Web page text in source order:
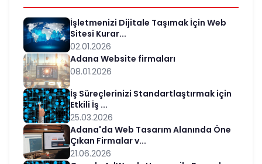
İşletmenizi Dijitale Taşımak İçin Web
Sitesi Kurar...
02.01.2026
Adana Website firmaları
08.01.2026
İş Süreçlerinizi Standartlaştırmak için
Etkili İş ...
25.03.2026
Adana'da Web Tasarım Alanında Öne
Çıkan Firmalar v...
21.06.2026